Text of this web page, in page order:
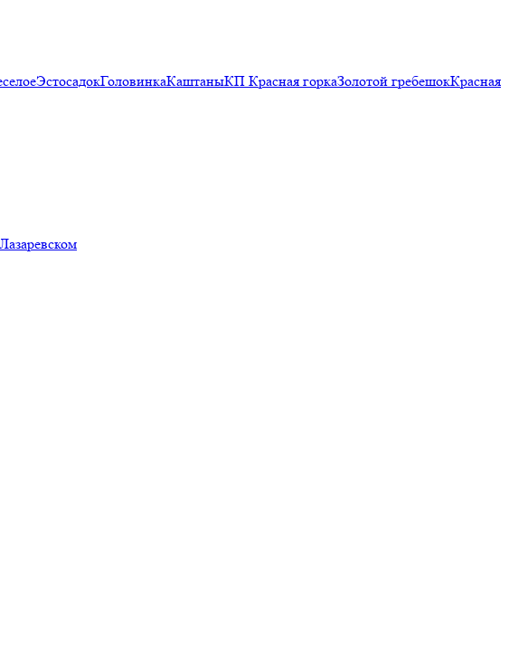
ЭстосадокГоловинкаКаштаныКП Красная горкаЗолотой гребешокКрасная